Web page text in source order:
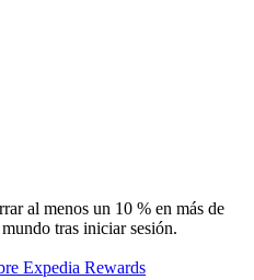
al menos un 10 % en más de
tras iniciar sesión.
Expedia Rewards